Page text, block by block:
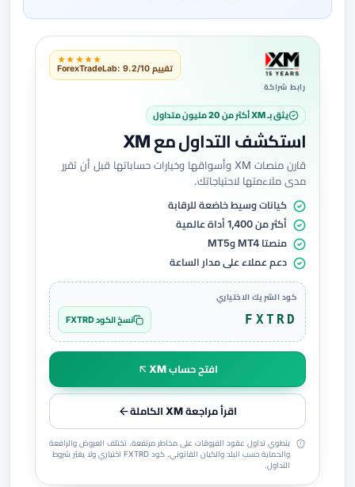
رابط شراكة
★★★★★
تقييم ForexTradeLab: 9.2/10
يثق بـ XM أكثر من 20 مليون متداول
استكشف التداول مع XM
قارن منصات XM وأسواقها وخيارات حساباتها قبل أن تقرر
مدى ملاءمتها لاحتياجاتك.
كيانات وسيط خاضعة للرقابة
أكثر من 1,400 أداة عالمية
منصتا MT4 وMT5
دعم عملاء على مدار الساعة
كود الشريك الاختياري
FXTRD نسخ الكود FXTRD
افتح حساب XM
اقرأ مراجعة XM الكاملة
ينطوي تداول عقود الفروقات على مخاطر مرتفعة. تختلف العروض والرافعة
والحماية حسب البلد والكيان القانوني. كود FXTRD اختياري ولا يغيّر شروط
التداول.